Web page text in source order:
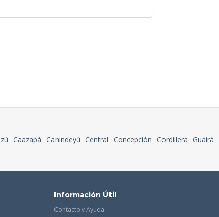
Caazapá Canindeyú Central Concepción Cordillera Guairá
Información Útil
Contacto y Ayuda